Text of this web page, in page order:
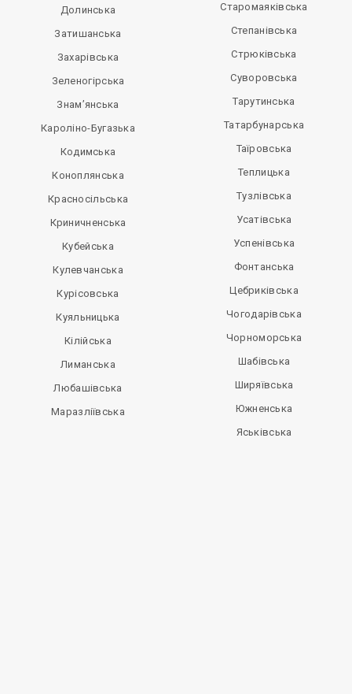
Долинська
Затишанська
Захарівська
Зеленогірська
Знам’янська
Кароліно-Бугазька
Кодимська
Коноплянська
Красносільська
Криничненська
Кубейська
Кулевчанська
Курісовська
Куяльницька
Кілійська
Лиманська
Любашівська
Маразліївська
Старомаяківська
Степанівська
Стрюківська
Суворовська
Тарутинська
Татарбунарська
Таїровська
Теплицька
Тузлівська
Усатівська
Успенівська
Фонтанська
Цебриківська
Чогодарівська
Чорноморська
Шабівська
Ширяївська
Южненська
Яськівська